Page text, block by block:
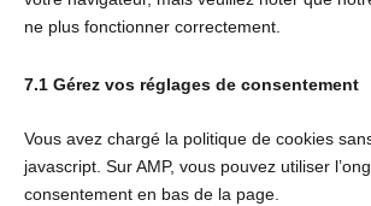
ne plus fonctionner correctement.
7.1 Gérez vos réglages de consentement
Vous avez chargé la politique de cookies
javascript. Sur AMP, vous pouvez utiliser
consentement en bas de la page.